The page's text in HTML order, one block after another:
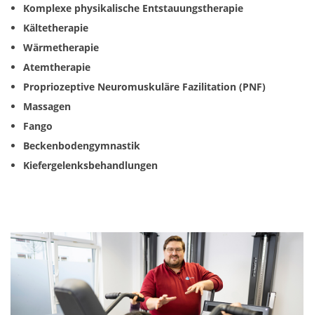
Komplexe physikalische Entstauungstherapie
Kältetherapie
Wärmetherapie
Atemtherapie
Propriozeptive Neuromuskuläre Fazilitation (PNF)
Massagen
Fango
Beckenbodengymnastik
Kiefergelenksbehandlungen